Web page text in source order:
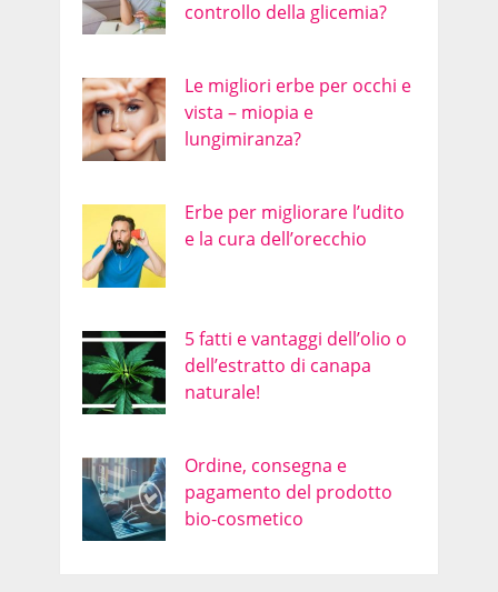
controllo della glicemia?
Le migliori erbe per occhi e
vista – miopia e
lungimiranza?
Erbe per migliorare l’udito
e la cura dell’orecchio
5 fatti e vantaggi dell’olio o
dell’estratto di canapa
naturale!
Ordine, consegna e
pagamento del prodotto
bio-cosmetico